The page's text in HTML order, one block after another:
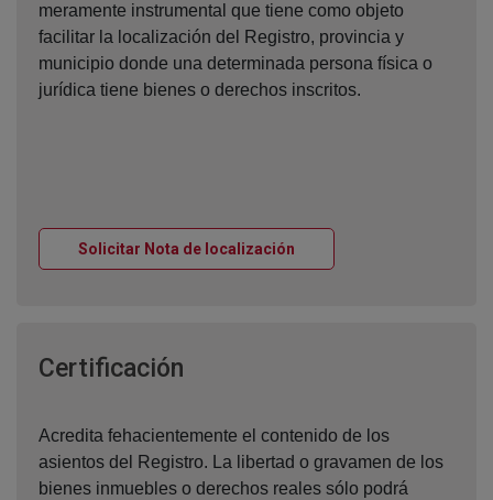
meramente instrumental que tiene como objeto
facilitar la localización del Registro, provincia y
municipio donde una determinada persona física o
jurídica tiene bienes o derechos inscritos.
Solicitar Nota de localización
Certificación
Acredita fehacientemente el contenido de los
asientos del Registro. La libertad o gravamen de los
bienes inmuebles o derechos reales sólo podrá